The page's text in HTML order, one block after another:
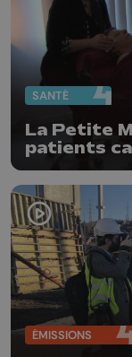
SANTÉ
La Petite
patients
ÉMISSIONS